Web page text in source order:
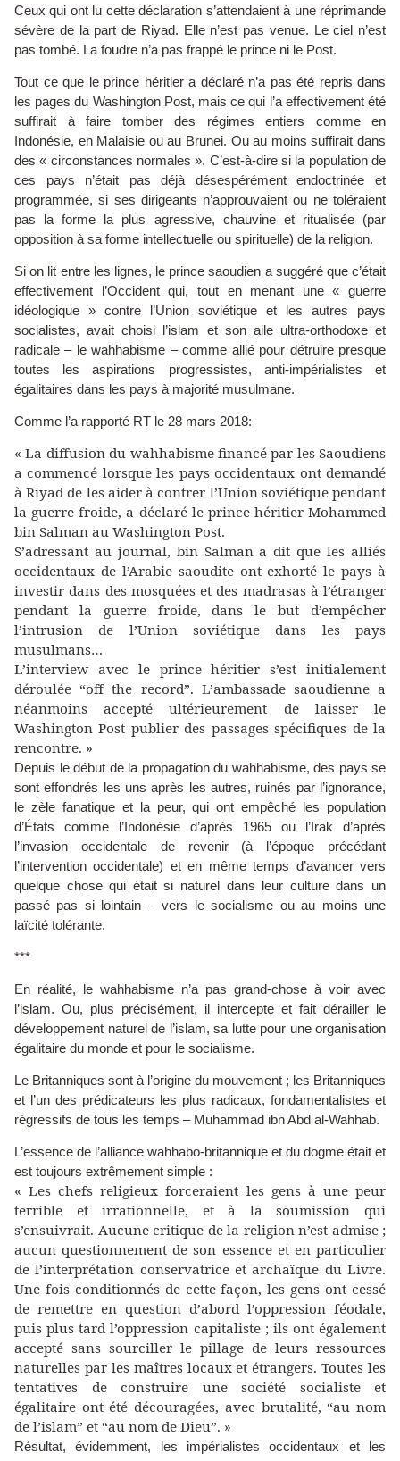
Ceux qui ont lu cette déclaration s’attendaient à une réprimande
sévère de la part de Riyad. Elle n’est pas venue. Le ciel n’est
pas tombé. La foudre n’a pas frappé le prince ni le Post.
Tout ce que le prince héritier a déclaré n’a pas été repris dans
les pages du Washington Post, mais ce qui l’a effectivement été
suffirait à faire tomber des régimes entiers comme en
Indonésie, en Malaisie ou au Brunei. Ou au moins suffirait dans
des « circonstances normales ». C’est-à-dire si la population de
ces pays n’était pas déjà désespérément endoctrinée et
programmée, si ses dirigeants n’approuvaient ou ne toléraient
pas la forme la plus agressive, chauvine et ritualisée (par
opposition à sa forme intellectuelle ou spirituelle) de la religion.
Si on lit entre les lignes, le prince saoudien a suggéré que c’était
effectivement l’Occident qui, tout en menant une « guerre
idéologique » contre l’Union soviétique et les autres pays
socialistes, avait choisi l’islam et son aile ultra-orthodoxe et
radicale – le wahhabisme – comme allié pour détruire presque
toutes les aspirations progressistes, anti-impérialistes et
égalitaires dans les pays à majorité musulmane.
Comme l’a rapporté RT le 28 mars 2018:
« La diffusion du wahhabisme financé par les Saoudiens
a commencé lorsque les pays occidentaux ont demandé
à Riyad de les aider à contrer l’Union soviétique pendant
la guerre froide, a déclaré le prince héritier Mohammed
bin Salman au Washington Post.
S’adressant au journal, bin Salman a dit que les alliés
occidentaux de l’Arabie saoudite ont exhorté le pays à
investir dans des mosquées et des madrasas à l’étranger
pendant la guerre froide, dans le but d’empêcher
l’intrusion de l’Union soviétique dans les pays
musulmans…
L’interview avec le prince héritier s’est initialement
déroulée “off the record”. L’ambassade saoudienne a
néanmoins accepté ultérieurement de laisser le
Washington Post publier des passages spécifiques de la
rencontre. »
Depuis le début de la propagation du wahhabisme, des pays se
sont effondrés les uns après les autres, ruinés par l’ignorance,
le zèle fanatique et la peur, qui ont empêché les population
d’États comme l’Indonésie d’après 1965 ou l’Irak d’après
l’invasion occidentale de revenir (à l’époque précédant
l’intervention occidentale) et en même temps d’avancer vers
quelque chose qui était si naturel dans leur culture dans un
passé pas si lointain – vers le socialisme ou au moins une
laïcité tolérante.
***
En réalité, le wahhabisme n’a pas grand-chose à voir avec
l’islam. Ou, plus précisément, il intercepte et fait dérailler le
développement naturel de l’islam, sa lutte pour une organisation
égalitaire du monde et pour le socialisme.
Le Britanniques sont à l’origine du mouvement ; les Britanniques
et l’un des prédicateurs les plus radicaux, fondamentalistes et
régressifs de tous les temps – Muhammad ibn Abd al-Wahhab.
L’essence de l’alliance wahhabo-britannique et du dogme était et
est toujours extrêmement simple :
« Les chefs religieux forceraient les gens à une peur
terrible et irrationnelle, et à la soumission qui
s’ensuivrait. Aucune critique de la religion n’est admise ;
aucun questionnement de son essence et en particulier
de l’interprétation conservatrice et archaïque du Livre.
Une fois conditionnés de cette façon, les gens ont cessé
de remettre en question d’abord l’oppression féodale,
puis plus tard l’oppression capitaliste ; ils ont également
accepté sans sourciller le pillage de leurs ressources
naturelles par les maîtres locaux et étrangers. Toutes les
tentatives de construire une société socialiste et
égalitaire ont été découragées, avec brutalité, “au nom
de l’islam” et “au nom de Dieu”. »
Résultat, évidemment, les impérialistes occidentaux et les